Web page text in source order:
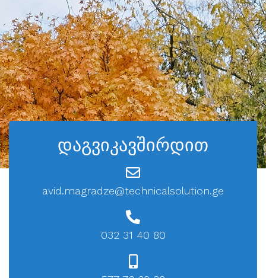
დაგვიკავშირდით
avid.magradze@technicalsolution.ge
032 31 40 80